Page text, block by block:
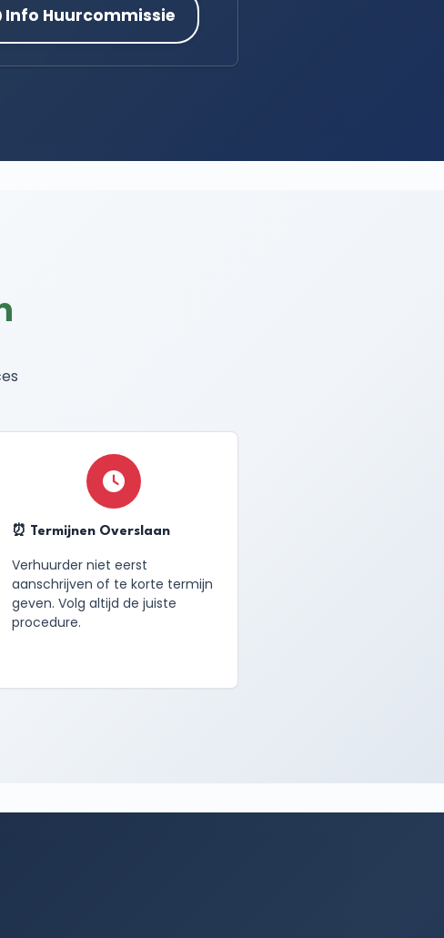
Info Huurcommissie
⏰ Termijnen Overslaan
Verhuurder niet eerst
aanschrijven of te korte termijn
geven. Volg altijd de juiste
procedure.